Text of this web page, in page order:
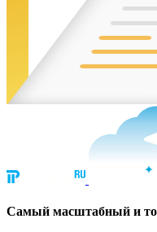
Cамый масштабный и